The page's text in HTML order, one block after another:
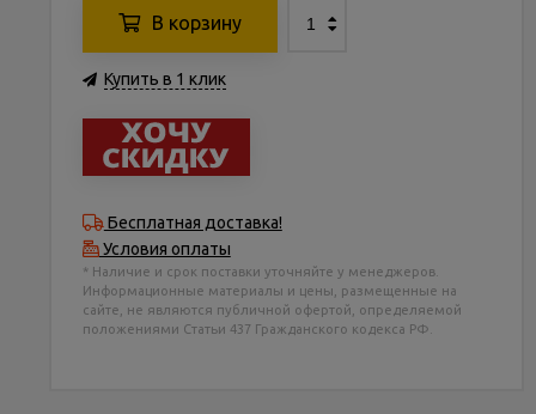
В корзину
Купить в 1 клик
Бесплатная доставка!
Условия оплаты
* Наличие и срок поставки уточняйте у менеджеров.
Информационные материалы и цены, размещенные на
сайте, не являются публичной офертой, определяемой
положениями Статьи 437 Гражданского кодекса РФ.